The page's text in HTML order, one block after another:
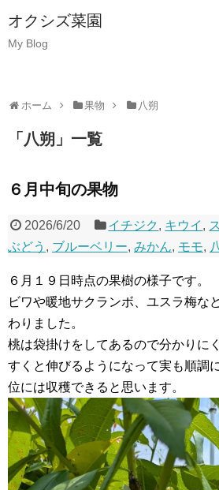
オクシズ菜園
My Blog
ホーム 果物 八朔
「 八朔 」 一覧
６月中旬の果物
2026/6/20 イチジク , キウイ ,
ぶどう , ブルーベリー, みかん, モモ,
６月１９日時点の果樹の様子です。
ビワや暖地サクランボ、ユスラ梅な
わりました。
桃は袋掛けをしてあるので分かりに
すくと伸びるようになって実も順調
位には収穫できると思います。